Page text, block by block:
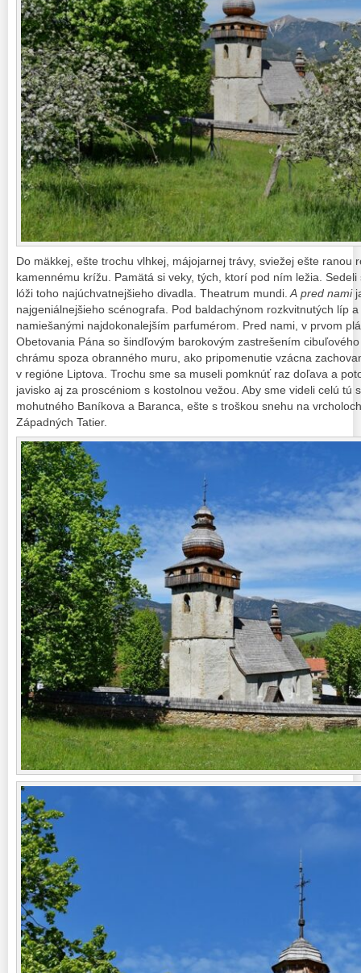
Do mäkkej, ešte trochu vlhkej, májojarnej trávy, sviežej ešte ranou
kamennému krížu. Pamätá si veky, tých, ktorí pod ním ležia.
lóži toho najúchvatnejšieho divadla. Theatrum mundi. A pred nami
najgeniálnejšieho scénografa. Pod baldachýnom rozkvitnutých líp
namiešanými najdokonalejším parfumérom. Pred nami, v prvom
Obetovania Pána so šindľovým barokovým zastrešením
chrámu spoza obranného muru, ako pripomenutie vzácna
v regióne Liptova. Trochu sme sa museli pomknúť raz doľava a
javisko aj za proscéniom s kostolnou vežou. Aby sme videli celú tú
mohutného Baníkova a Baranca, ešte s troškou snehu na
Západných Tatier.